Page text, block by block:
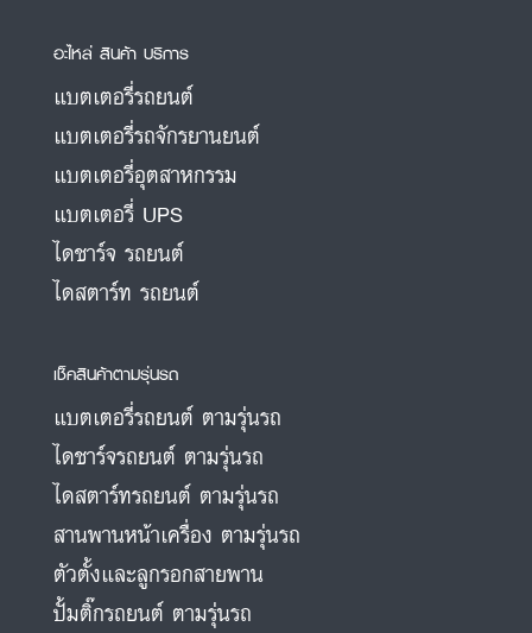
อะไหล่ สินค้า บริการ
แบตเตอรี่รถยนต์
แบตเตอรี่รถจักรยานยนต์
แบตเตอรี่อุตสาหกรรม
แบตเตอรี่ UPS
ไดชาร์จ รถยนต์
ไดสตาร์ท รถยนต์
เช็คสินค้าตามรุ่นรถ
แบตเตอรี่รถยนต์ ตามรุ่นรถ
ไดชาร์จรถยนต์ ตามรุ่นรถ
ไดสตาร์ทรถยนต์ ตามรุ่นรถ
สานพานหน้าเครื่อง ตามรุ่นรถ
ตัวตั้งและลูกรอกสายพาน
ปั้มติ๊กรถยนต์ ตามรุ่นรถ